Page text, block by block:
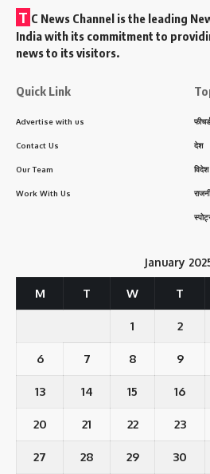
T C News Channel is the leading
India with its commitment to
news to its visitors.
Quick Link
Advertise with us
Contact Us
Our Team
Work With Us
फीचर्ड
देश
विदेश
January
M T W T
1 2
6 7 8 9
13 14 15 16
20 21 22 23
27 28 29 30